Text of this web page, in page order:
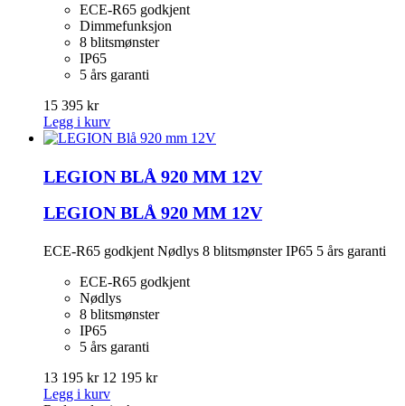
ECE-R65 godkjent
Dimmefunksjon
8 blitsmønster
IP65
5 års garanti
15 395 kr
Legg i kurv
LEGION BLÅ 920 MM 12V
LEGION BLÅ 920 MM 12V
ECE-R65 godkjent Nødlys 8 blitsmønster IP65 5 års garanti
ECE-R65 godkjent
Nødlys
8 blitsmønster
IP65
5 års garanti
13 195 kr 12 195 kr
Legg i kurv